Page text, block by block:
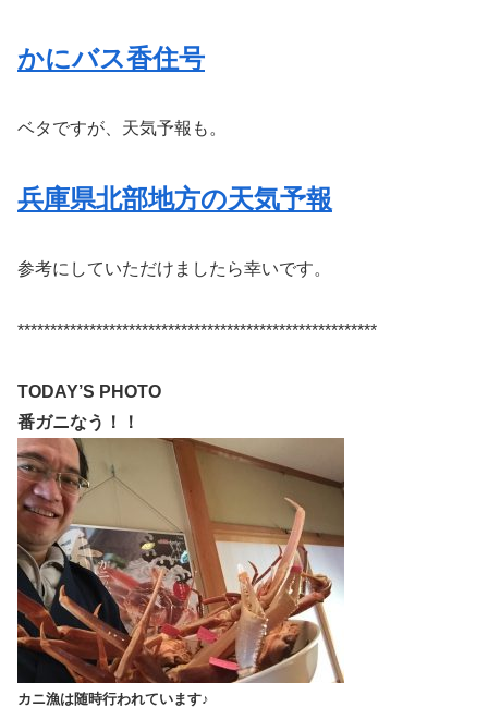
かにバス香住号
ベタですが、天気予報も。
兵庫県北部地方の天気予報
参考にしていただけましたら幸いです。
*******************************************************
TODAY’S PHOTO
番ガニなう！！
カニ漁は随時行われています♪